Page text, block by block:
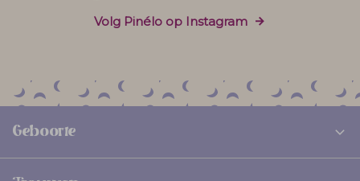
Volg Pinélo op Instagram
Geboorte